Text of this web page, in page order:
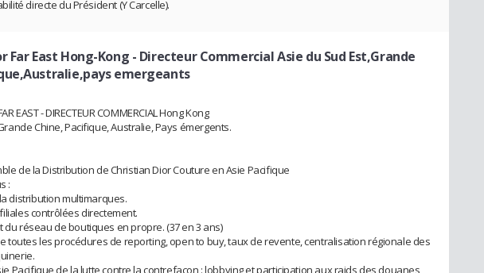
directe du Président (Y Carcelle).
Far East Hong-Kong - Directeur Commercial Asie du Sud Est,Grande
emergeants
EAST - DIRECTEUR COMMERCIAL Hong Kong
Chine, Pacifique, Australie, Pays émergents.
de la Distribution de Christian Dior Couture en Asie Pacifique
:
distribution multimarques.
contrôlées directement.
du réseau de boutiques en propre. (37 en 3 ans)
toutes les procédures de reporting, open to buy, taux de revente, centralisation régionale des
Pacifique de la lutte contre la contrefaçon : lobbying et participation aux raids des douanes